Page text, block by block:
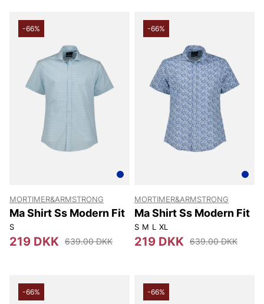
-66%
MORTIMER&ARMSTRONG
Ma Shirt Ss Modern Fit
S
219 DKK 639.00 DKK
-66%
MORTIMER&ARMSTRONG
Ma Shirt Ss Modern Fit
S M L XL
219 DKK 639.00 DKK
-66% -66%